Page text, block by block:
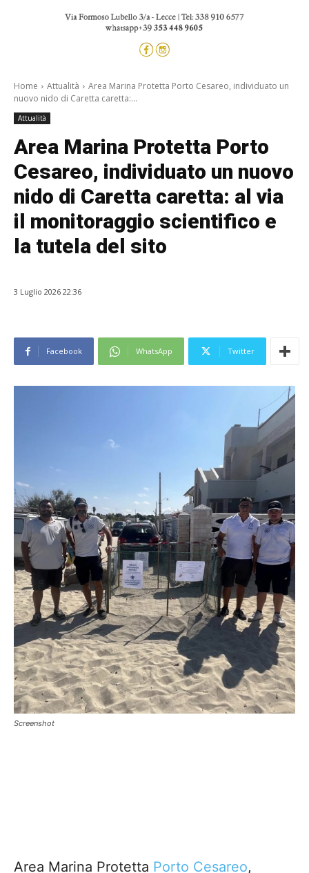
Home Attualità
Area Marina Protetta Porto Cesareo, individuato un
nuovo nido di Caretta caretta:...
Attualità
Area Marina Protetta Porto
Cesareo, individuato un nuovo
nido di Caretta caretta: al via
il monitoraggio scientifico e
la tutela del sito
3 Luglio 2026 22:36
Facebook WhatsApp Twitter
Screenshot
Area Marina Protetta Porto Cesareo,